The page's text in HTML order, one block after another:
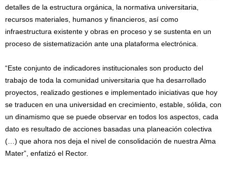
detalles de la estructura orgánica, la normativa universitaria,
recursos materiales, humanos y financieros, así como
infraestructura existente y obras en proceso y se sustenta en un
proceso de sistematización ante una plataforma electrónica.
“Este conjunto de indicadores institucionales son producto del
trabajo de toda la comunidad universitaria que ha desarrollado
proyectos, realizado gestiones e implementado iniciativas que hoy
se traducen en una universidad en crecimiento, estable, sólida, con
un dinamismo que se puede observar en todos los aspectos, cada
dato es resultado de acciones basadas una planeación colectiva
(…) que ahora nos deja el nivel de consolidación de nuestra Alma
Mater”, enfatizó el Rector.